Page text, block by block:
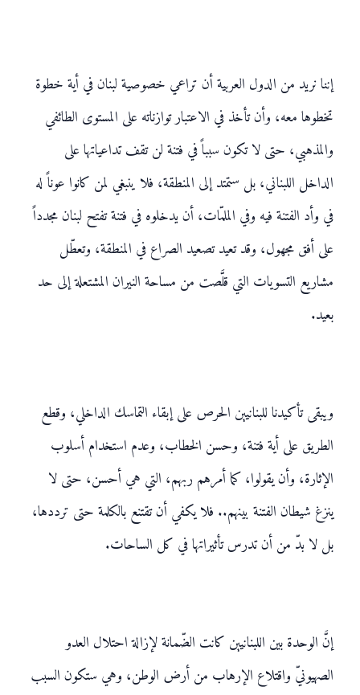
إننا نريد من الدول العربية أن تراعي خصوصية لبنان في أية خطوة
تخطوها معه، وأن تأخذ في الاعتبار توازناته على المستوى الطائفي
والمذهبي، حتى لا تكون سبباً في فتنة لن تقف تداعياتها على
الداخل اللبناني، بل ستمتد إلى المنطقة، فلا ينبغي لمن كانوا عوناً له
في وأد الفتنة فيه وفي الملمّات، أن يدخلوه في فتنة تفتح لبنان مجدداً
على أفق مجهول، وقد تعيد تصعيد الصراع في المنطقة، وتعطّل
مشاريع التسويات التي قلَّصت من مساحة النيران المشتعلة إلى حد
بعيد.
ويبقى تأكيدنا للبنانيين الحرص على إبقاء التماسك الداخلي، وقطع
الطريق على أية فتنة، وحسن الخطاب، وعدم استخدام أسلوب
الإثارة، وأن يقولوا، كما أمرهم ربهم، التي هي أحسن، حتى لا
ينزغ شيطان الفتنة بينهم.. فلا يكفي أن تقتنع بالكلمة حتى ترددها،
بل لا بدّ من أن تدرس تأثيراتها في كل الساحات.
إنَّ الوحدة بين اللبنانيين كانت الضّمانة لإزالة احتلال العدو
الصهيونيّ واقتلاع الإرهاب من أرض الوطن، وهي ستكون السبب